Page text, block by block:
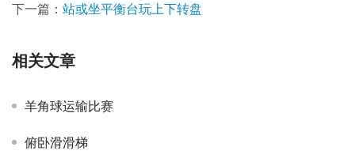
下一篇： 站或坐平衡台玩上下转盘
相关文章
羊角球运输比赛
俯卧滑滑梯